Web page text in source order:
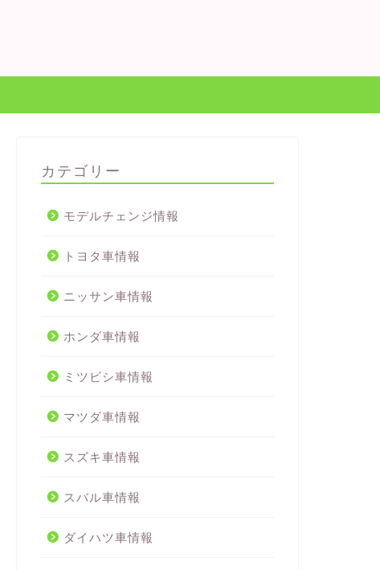
カテゴリー
モデルチェンジ情報
トヨタ車情報
ニッサン車情報
ホンダ車情報
ミツビシ車情報
マツダ車情報
スズキ車情報
スバル車情報
ダイハツ車情報